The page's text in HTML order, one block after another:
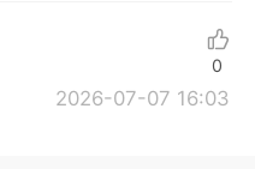
2026-07-07 16:03
0